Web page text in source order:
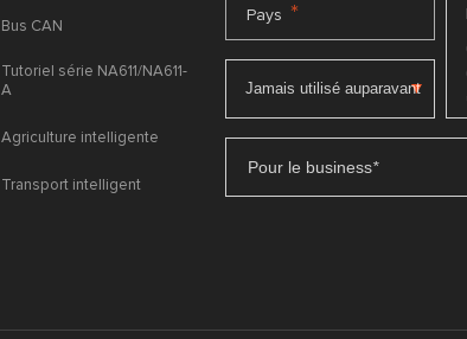
Bus CAN
Tutoriel série NA611/NA611-
A
Agriculture intelligente
Transport intelligent
Pays *
Pour le business*